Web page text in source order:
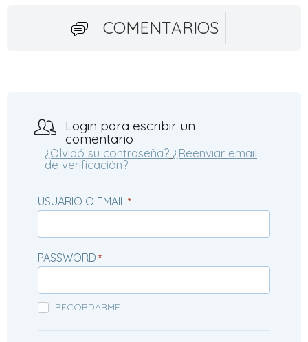
COMENTARIOS
Login para escribir un
comentario
¿Olvidó su contraseña? ¿Reenviar email
de verificación?
USUARIO O EMAIL *
PASSWORD *
RECORDARME